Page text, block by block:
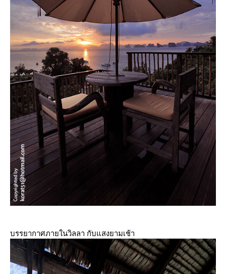
บรรยากาศภายในวิลลา กับแสงยามเช้า